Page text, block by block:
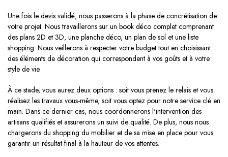
Une fois le devis validé, nous passerons à la phase de concrétisation de
votre projet. Nous travaillerons sur un book déco complet comprenant
des plans 2D et 3D, une planche déco, un plan de sol et une liste
shopping. Nous veillerons à respecter votre budget tout en choisissant
des éléments de décoration qui correspondent à vos goûts et à votre
style de vie.
À ce stade, vous aurez deux options : soit vous prenez le relais et vous
réalisez les travaux vous-même, soit vous optez pour notre service clé en
main. Dans ce dernier cas, nous coordonnerons l'intervention des
artisans qualifiés et assurerons un suivi de qualité. De plus, nous nous
chargerons du shopping du mobilier et de sa mise en place pour vous
garantir un résultat final à la hauteur de vos attentes.